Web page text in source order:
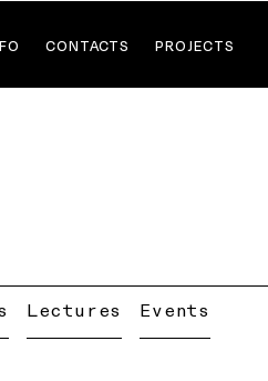
CONTACTS PROJECTS
Lectures Events